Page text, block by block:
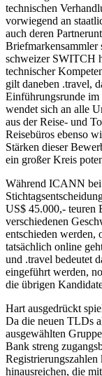
technischen
vorwiegend an
auch deren
schweizer SWITCH
technischer
gilt daneben .travel,
Einführungsrunde
wendet sich an alle
aus der Reise- und
Reisebüros ebenso
Stärken dieser
ein großer Kreis
Während ICANN bei
US$ 45.000,- teuren
verschiedenen
entschieden werden,
tatsächlich online
und .travel bedeutet
eingeführt werden,
die übrigen
Hart ausgedrückt
Da die neuen TLDs
ausgewählten
Bank streng
hinausreichen, die